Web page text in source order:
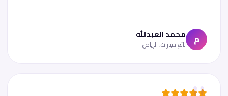
م محمد العبدالله
بائع سيارات، الرياض